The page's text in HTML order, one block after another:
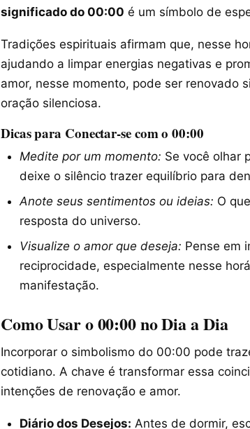
significado do 00:00 é um símbolo de
Tradições espirituais afirmam que, nesse
ajudando a limpar energias negativas e
amor, nesse momento, pode ser renovado
oração silenciosa.
Dicas para Conectar-se com o 00:00
Medite por um momento: Se você olhar
deixe o silêncio trazer equilíbrio para
Anote seus sentimentos ou ideias: O
resposta do universo.
Visualize o amor que deseja: Pense em
reciprocidade, especialmente nesse
manifestação.
Como Usar o 00:00 no Dia a Dia
Incorporar o simbolismo do 00:00 pode
cotidiano. A chave é transformar essa
intenções de renovação e amor.
Diário dos Desejos: Antes de dormir,